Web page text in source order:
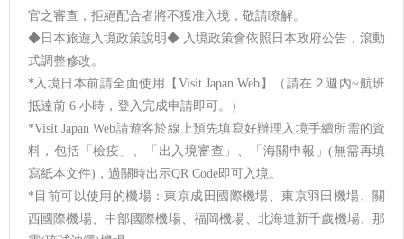
官之審查，拒絕配合者將不獲准入境，敬請瞭解。
◆日本旅遊入境政策說明◆ 入境政策會依照日本政府公告，滾動
式調整修改。
*入境日本前請全面使用【Visit Japan Web】（請在２週內~航班
抵達前 6 小時，登入完成申請即可。）
*Visit Japan Web請遊客於線上預先填寫好辦理入境手續所需的資
料，包括「檢疫」、「出入境審查」、「海關申報」(無需再填
寫紙本文件)，過關時出示QR Code即可入境。
*目前可以使用的機場：東京成田國際機場、東京羽田機場、關
西國際機場、中部國際機場、福岡機場、北海道新千歲機場、那